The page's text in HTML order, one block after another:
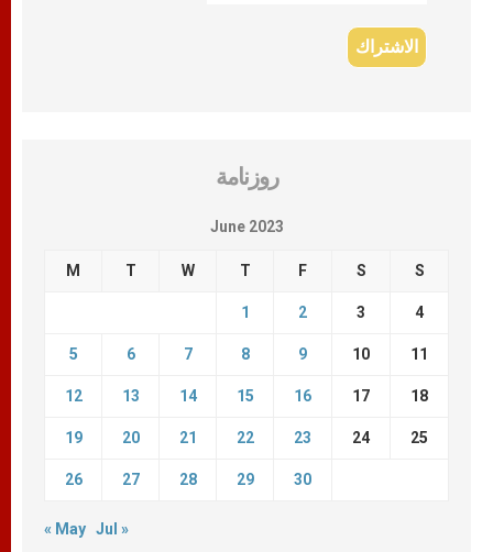
روزنامة
June 2023
M T W T F S S
1 2 3 4
5 6 7 8 9 10 11
12 13 14 15 16 17 18
19 20 21 22 23 24 25
26 27 28 29 30
« May Jul »